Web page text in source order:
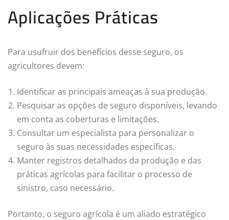
Aplicações Práticas
Para usufruir dos benefícios desse seguro, os
agricultores devem:
Identificar as principais ameaças à sua produção.
Pesquisar as opções de seguro disponíveis, levando
em conta as coberturas e limitações.
Consultar um especialista para personalizar o
seguro às suas necessidades específicas.
Manter registros detalhados da produção e das
práticas agrícolas para facilitar o processo de
sinistro, caso necessário.
Portanto, o seguro agrícola é um aliado estratégico